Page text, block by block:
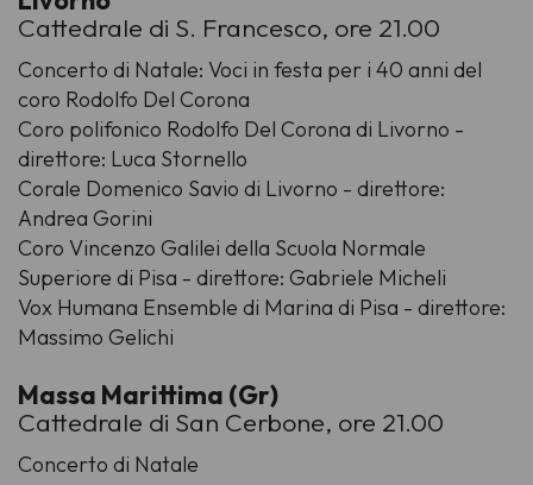
Cattedrale di S. Francesco, ore 21.00
Concerto di Natale: Voci in festa per i 40 anni del
coro Rodolfo Del Corona
Coro polifonico Rodolfo Del Corona di Livorno -
direttore: Luca Stornello
Corale Domenico Savio di Livorno - direttore:
Andrea Gorini
Coro Vincenzo Galilei della Scuola Normale
Superiore di Pisa - direttore: Gabriele Micheli
Vox Humana Ensemble di Marina di Pisa - direttore:
Massimo Gelichi
Massa Marittima (Gr)
Cattedrale di San Cerbone, ore 21.00
Concerto di Natale